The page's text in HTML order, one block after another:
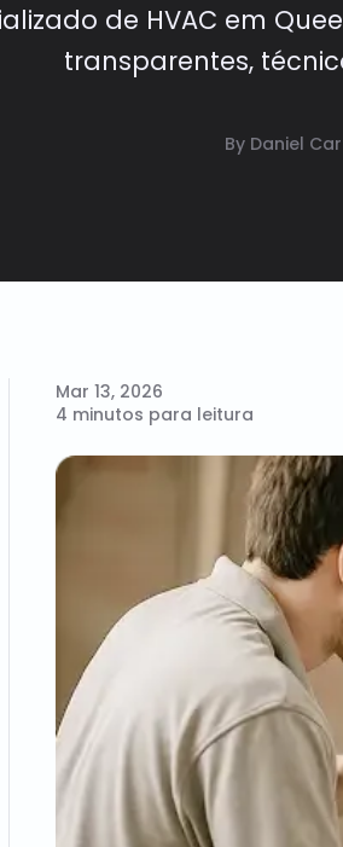
de HVAC em
transparentes,
By Daniel
Mar 13, 2026
4 minutos para leitura